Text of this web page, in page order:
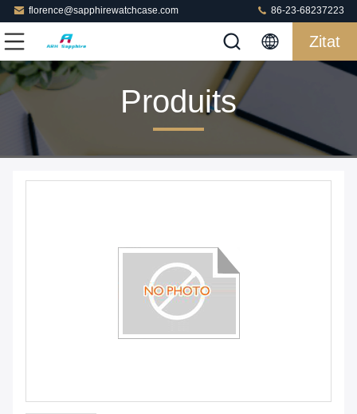
florence@sapphirewatchcase.com 86-23-68237223
Zitat
Produits